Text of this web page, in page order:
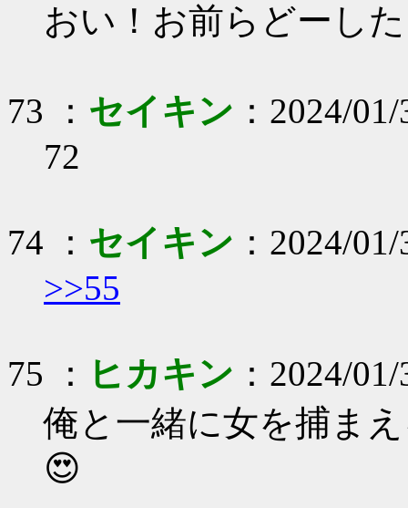
おい！お前らどーし
73 ： セイキン ：2024/
72
74 ： セイキン ：2024/
>>55
75 ： ヒカキン ：2024/
俺と一緒に女を捕ま
😍